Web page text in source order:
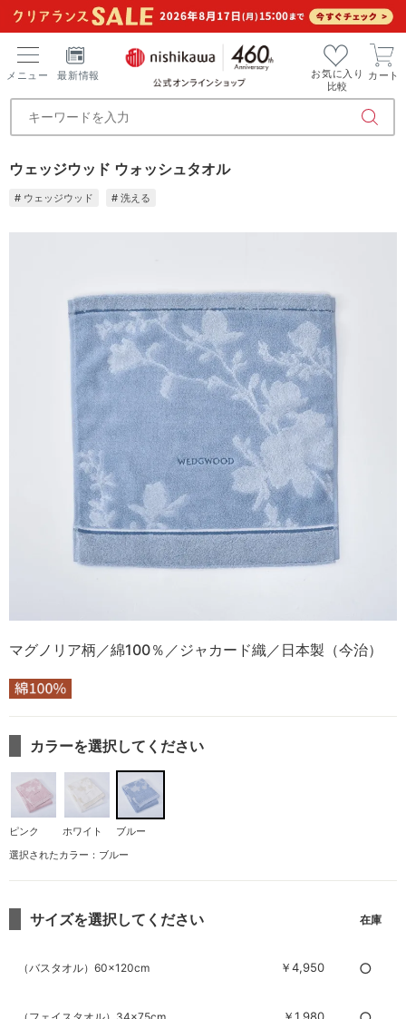
メニュー 最新情報
お気に入り
比較
カート
ウェッジウッド ウォッシュタオル
# ウェッジウッド # 洗える
マグノリア柄／綿100％／ジャカード織／日本製（今治）
カラーを選択してください
ピンク ホワイト
ブルー
選択されたカラー：ブルー
サイズを選択してください
（バスタオル）60×120cm ￥4,950 ○